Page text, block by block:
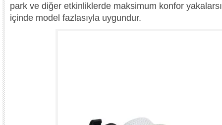
park ve diğer etkinliklerde maksimum konfor
içinde model fazlasıyla uygundur.